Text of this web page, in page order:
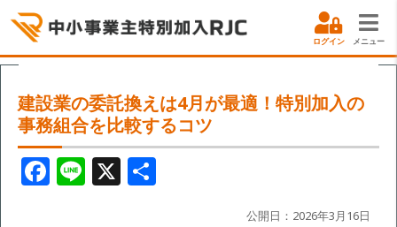
ログイン メニュー
建設業の委託換えは4月が最適！特別加入の
事務組合を比較するコツ
F
a
Li
n
X
公開日：2026年3月16日